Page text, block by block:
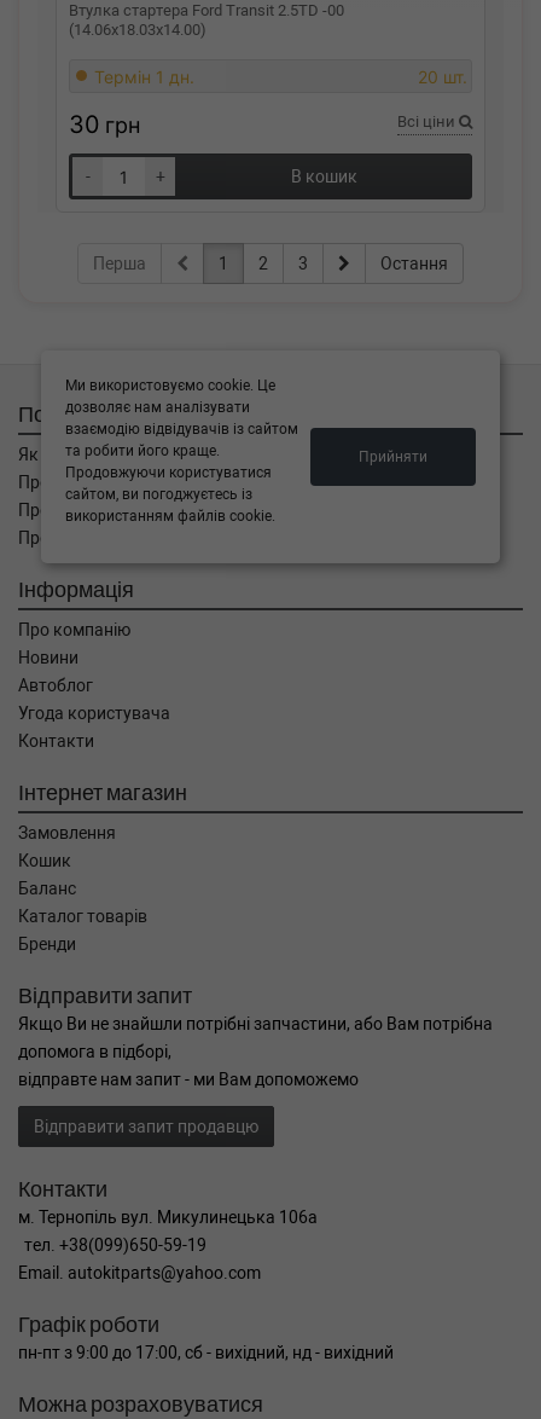
Втулка стартера Ford Transit 2.5TD -00
(14.06x18.03x14.00)
Термін 1 дн. 20 шт.
30 грн Всі ціни
- + В кошик
Перша 1 2 3 Остання
Покупцям
Як замовити
Про оплату
Про доставку
Про повернення
Інформація
Про компанію
Новини
Автоблог
Угода користувача
Контакти
Інтернет магазин
Замовлення
Кошик
Баланс
Каталог товарів
Бренди
Відправити запит
Якщо Ви не знайшли потрібні запчастини, або Вам потрібна
допомога в підборі,
відправте нам запит - ми Вам допоможемо
Відправити запит продавцю
Контакти
м. Тернопіль вул. Микулинецька 106а
тел. +38(099)650-59-19
Email. autokitparts@yahoo.com
Графік роботи
пн-пт з 9:00 до 17:00, сб - вихідний, нд - вихідний
Можна розраховуватися
Ми використовуємо cookie. Це
дозволяє нам аналізувати
взаємодію відвідувачів із сайтом
та робити його краще.
Продовжуючи користуватися
сайтом, ви погоджуєтесь із
використанням файлів cookie.
Прийняти